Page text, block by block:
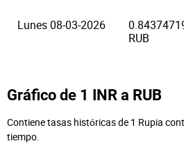
Lunes 08-03-2026
RUB
Gráfico de 1 INR a RUB
Contiene tasas históricas de 1 Rupia
tiempo.